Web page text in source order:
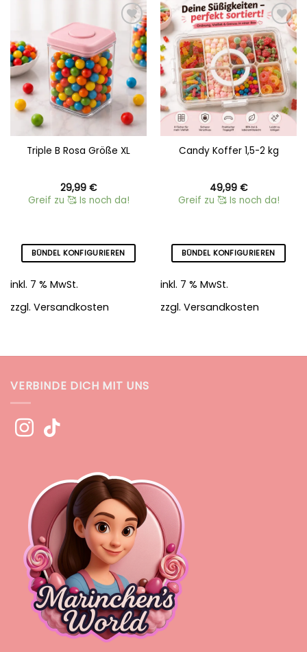
Add to
wishlist
Triple B Rosa Größe XL
29,99 €
Greif zu 🥰 Is noch da!
BÜNDEL KONFIGURIEREN
inkl. 7 % MwSt.
zzgl. Versandkosten
Add to
wishlist
Candy Koffer 1,5-2 kg
49,99 €
Greif zu 🥰 Is noch da!
BÜNDEL KONFIGURIEREN
inkl. 7 % MwSt.
zzgl. Versandkosten
VERBINDE DICH MIT UNS